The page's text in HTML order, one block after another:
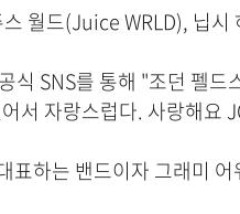
월드(Juice WRLD), 닙
식 SNS를 통해 "조던 펠
서 자랑스럽다. 사랑해요
표하는 밴드이자 그래미